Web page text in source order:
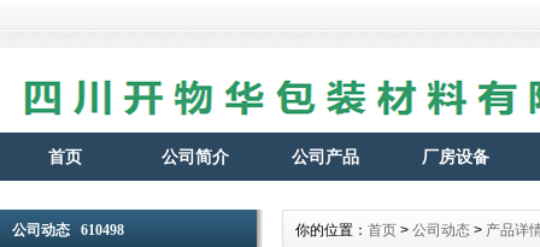
首页 公司简介 公司产品 厂房设备
公司动态 610498 你的位置： 首页 > 公司动态 > 产品详